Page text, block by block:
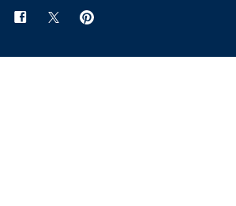
Teilen Teilen TeilenAnpinnen